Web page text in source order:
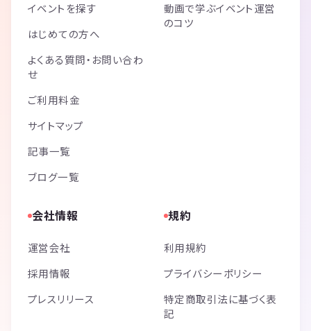
イベントを探す
はじめての方へ
よくある質問・お問い合わ
せ
ご利用料金
サイトマップ
記事一覧
ブログ一覧
動画で学ぶイベント運営
のコツ
会社情報
運営会社
採用情報
プレスリリース
規約
利用規約
プライバシーポリシー
特定商取引法に基づく表
記